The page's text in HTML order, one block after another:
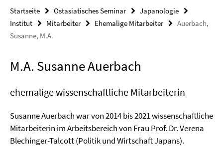
Startseite Ostasiatisches Seminar
Japanologie
Institut
Mitarbeiter Ehemalige Mitarbeiter
Auerbach,
Susanne, M.A.
M.A. Susanne Auerbach
ehemalige wissenschaftliche Mitarbeiterin
Susanne Auerbach war von 2014 bis 2021 wissenschaftliche
Mitarbeiterin im Arbeitsbereich von Frau Prof. Dr. Verena
Blechinger-Talcott (Politik und Wirtschaft Japans).